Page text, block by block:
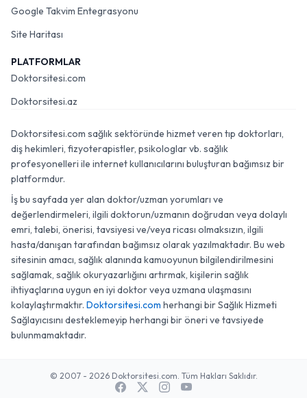
Google Takvim Entegrasyonu
Site Haritası
PLATFORMLAR
Doktorsitesi.com
Doktorsitesi.az
Doktorsitesi.com sağlık sektöründe hizmet veren tıp doktorları,
diş hekimleri, fizyoterapistler, psikologlar vb. sağlık
profesyonelleri ile internet kullanıcılarını buluşturan bağımsız bir
platformdur.
İş bu sayfada yer alan doktor/uzman yorumları ve
değerlendirmeleri, ilgili doktorun/uzmanın doğrudan veya dolaylı
emri, talebi, önerisi, tavsiyesi ve/veya ricası olmaksızın, ilgili
hasta/danışan tarafından bağımsız olarak yazılmaktadır. Bu web
sitesinin amacı, sağlık alanında kamuoyunun bilgilendirilmesini
sağlamak, sağlık okuryazarlığını artırmak, kişilerin sağlık
ihtiyaçlarına uygun en iyi doktor veya uzmana ulaşmasını
kolaylaştırmaktır. Doktorsitesi.com herhangi bir Sağlık Hizmeti
Sağlayıcısını desteklemeyip herhangi bir öneri ve tavsiyede
bulunmamaktadır.
© 2007 - 2026 Doktorsitesi.com. Tüm Hakları Saklıdır.